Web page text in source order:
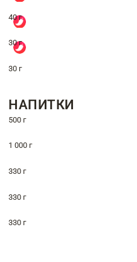
40 г
30 г
30 г
НАПИТКИ
500 г
1 000 г
330 г
330 г
330 г